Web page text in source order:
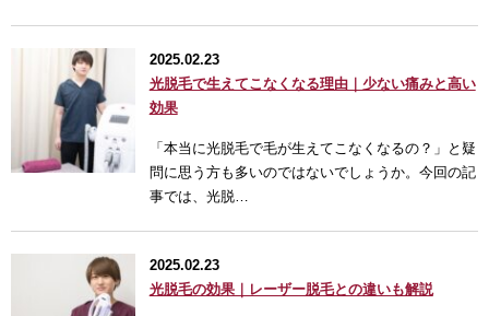
2025.02.23
光脱毛で生えてこなくなる理由｜少ない痛みと高い
効果
「本当に光脱毛で毛が生えてこなくなるの？」と疑
問に思う方も多いのではないでしょうか。今回の記
事では、光脱…
2025.02.23
光脱毛の効果｜レーザー脱毛との違いも解説